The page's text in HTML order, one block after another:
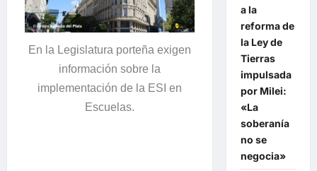
En la Legislatura porteña exigen
información sobre la
implementación de la ESI en
Escuelas.
a la
reforma de
la Ley de
Tierras
impulsada
por Milei:
«La
soberanía
no se
negocia»